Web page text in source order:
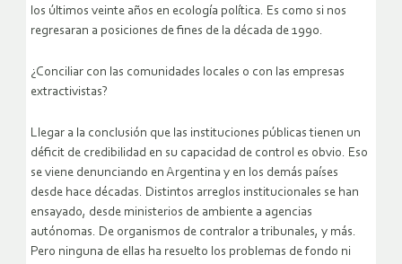
los últimos veinte años en ecología política. Es como si nos
regresaran a posiciones de fines de la década de 1990.
¿Conciliar con las comunidades locales o con las empresas
extractivistas?
Llegar a la conclusión que las instituciones públicas tienen un
déficit de credibilidad en su capacidad de control es obvio. Eso
se viene denunciando en Argentina y en los demás países
desde hace décadas. Distintos arreglos institucionales se han
ensayado, desde ministerios de ambiente a agencias
autónomas. De organismos de contralor a tribunales, y más.
Pero ninguna de ellas ha resuelto los problemas de fondo ni